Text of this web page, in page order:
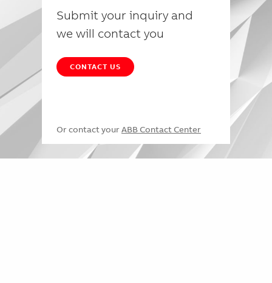
Submit your inquiry and
we will contact you
CONTACT US
Or contact your ABB Contact Center